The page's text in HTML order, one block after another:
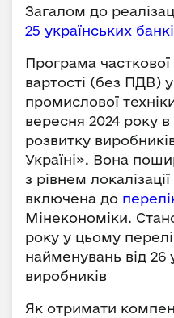
Загалом до
25 українських
Програма часткової
вартості (без ПДВ)
промислової
вересня 2024 року
розвитку
Україні». Вона
з рівнем
включена до
Мінекономіки.
року у цьому
найменувань від 26
виробників
Як отримати